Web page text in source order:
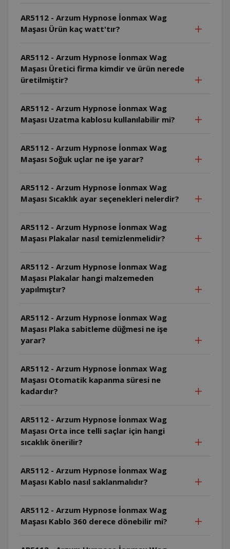
AR5112 - Arzum Hypnose İonmax Wag
Maşası Ürün kaç watt'tır?
AR5112 - Arzum Hypnose İonmax Wag
Maşası Üretici firma kimdir ve ürün nerede
üretilmiştir?
AR5112 - Arzum Hypnose İonmax Wag
Maşası Uzatma kablosu kullanılabilir mi?
AR5112 - Arzum Hypnose İonmax Wag
Maşası Soğuk uçlar ne işe yarar?
AR5112 - Arzum Hypnose İonmax Wag
Maşası Sıcaklık ayar seçenekleri nelerdir?
AR5112 - Arzum Hypnose İonmax Wag
Maşası Plakalar nasıl temizlenmelidir?
AR5112 - Arzum Hypnose İonmax Wag
Maşası Plakalar hangi malzemeden
yapılmıştır?
AR5112 - Arzum Hypnose İonmax Wag
Maşası Plaka sabitleme düğmesi ne işe
yarar?
AR5112 - Arzum Hypnose İonmax Wag
Maşası Otomatik kapanma süresi ne
kadardır?
AR5112 - Arzum Hypnose İonmax Wag
Maşası Orta ince telli saçlar için hangi
sıcaklık önerilir?
AR5112 - Arzum Hypnose İonmax Wag
Maşası Kablo nasıl saklanmalıdır?
AR5112 - Arzum Hypnose İonmax Wag
Maşası Kablo 360 derece dönebilir mi?